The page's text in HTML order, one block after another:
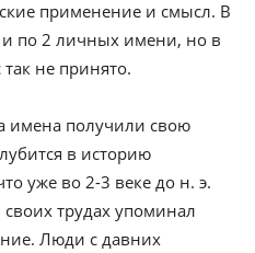
применение и смысл. В
по 2 личных имени, но в
не принято.
имена получили свою
в историю
уже во 2-3 веке до н. э.
трудах упоминал
Люди с давних